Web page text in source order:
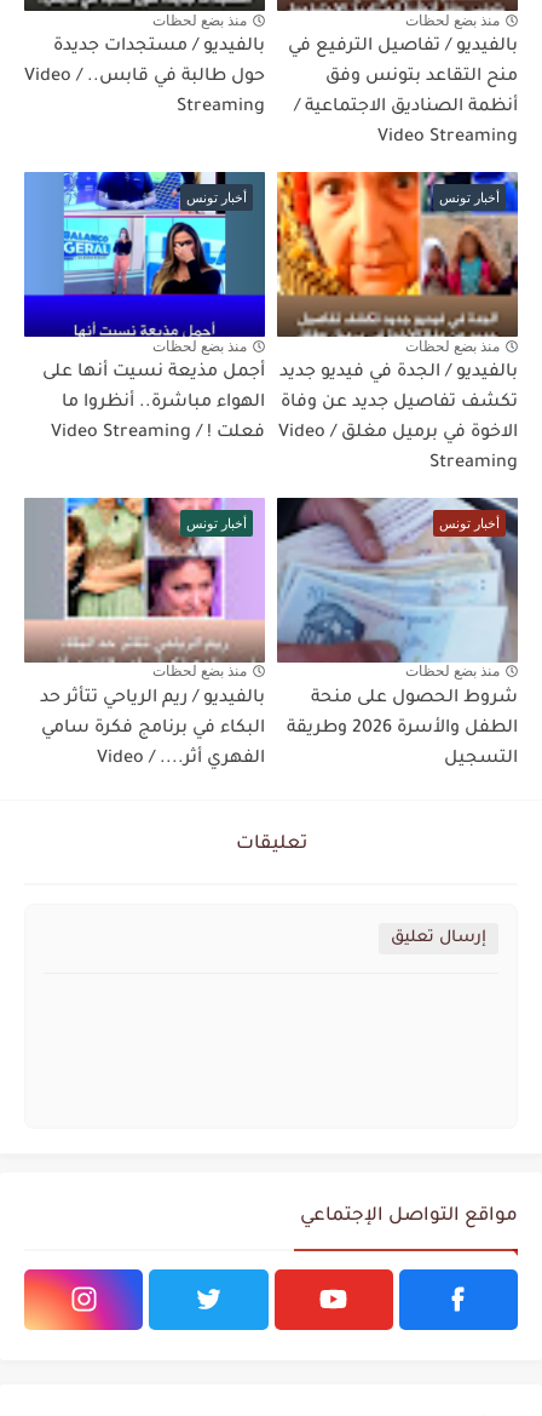
منذ بضع لحظات
بالفيديو / تفاصيل الترفيع في
منح التقاعد بتونس وفق
أنظمة الصناديق الاجتماعية /
Video Streaming
منذ بضع لحظات
بالفيديو / مستجدات جديدة
حول طالبة في قابس.. / Video
Streaming
أخبار تونس
منذ بضع لحظات
بالفيديو / الجدة في فيديو جديد
تكشف تفاصيل جديد عن وفاة
الاخوة في برميل مغلق / Video
Streaming
أخبار تونس
منذ بضع لحظات
أجمل مذيعة نسيت أنها على
الهواء مباشرة.. أنظروا ما
فعلت ! / Video Streaming
أخبار تونس
منذ بضع لحظات
شروط الحصول على منحة
الطفل والأسرة 2026 وطريقة
التسجيل
أخبار تونس
منذ بضع لحظات
بالفيديو / ريم الرياحي تتأثر حد
البكاء في برنامج فكرة سامي
الفهري أثر.... / Video
تعليقات
إرسال تعليق
مواقع التواصل الإجتماعي